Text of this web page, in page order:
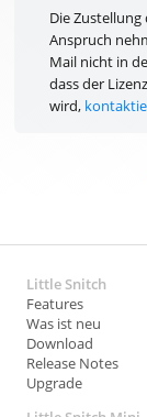
Blog
Die Zustellung
Anspruch
Mail nicht in
dass der
wird,
Little Snitch
Features
Was ist neu
Download
Release Notes
Upgrade